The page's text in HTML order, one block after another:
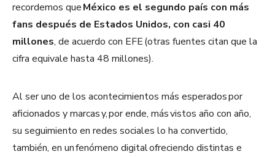
recordemos queMéxico es el segundo país con más
fans después de Estados Unidos, con casi 40
millones, de acuerdo con EFE (otras fuentes citan que la
cifra equivale hasta 48 millones).
Al ser uno de los acontecimientos más esperados por
aficionados y marcas y, por ende, más vistos año con año,
su seguimiento en redes sociales lo ha convertido,
también, en un fenómeno digital ofreciendo distintas e